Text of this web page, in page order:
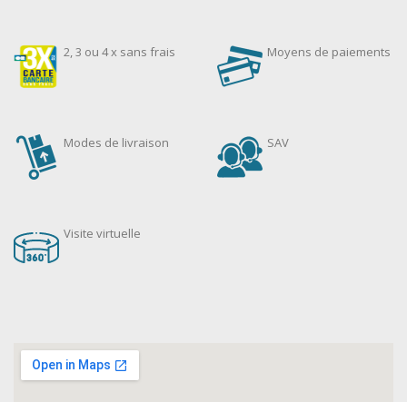
2, 3 ou 4 x sans frais Moyens de paiements
Modes de livraison SAV
Visite virtuelle